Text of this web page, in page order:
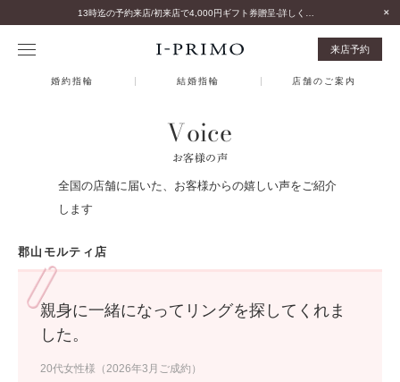
来店予約
婚約指輪 結婚指輪 店舗のご案内
Voice
お客様の声
全国の店舗に届いた、お客様からの嬉しい声をご紹介
します
郡山モルティ店
親身に一緒になってリングを探してくれま
した。
20代女性様（2026年3月ご成約）